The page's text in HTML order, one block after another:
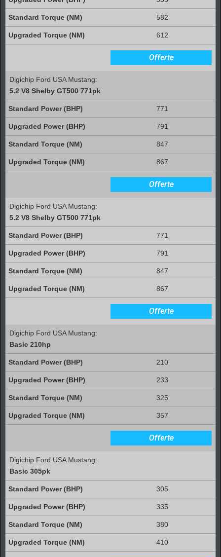
582
612
Offerte
Digichip Ford USA Mustang:
5.2 V8 Shelby GT500 771pk
771
791
847
867
Offerte
Digichip Ford USA Mustang:
5.2 V8 Shelby GT500 771pk
771
791
847
867
Offerte
Digichip Ford USA Mustang:
Basic 210hp
210
233
325
357
Offerte
Digichip Ford USA Mustang:
Basic 305pk
305
335
380
410